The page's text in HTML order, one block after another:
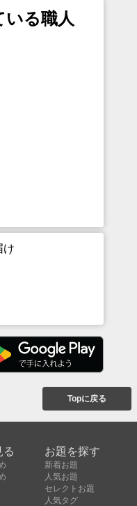
る職人
け
Topに戻る
る お題を探す
新着お題
人気お題
セレクトお題
人気タグ